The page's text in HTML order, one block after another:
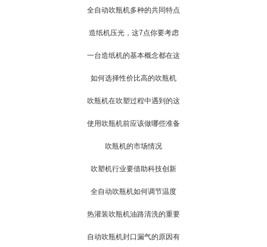
全自动吹瓶机多种的共同特点
造纸机压光，这7点你要考虑
一台造纸机的基本概念都在这
如何选择性价比高的吹瓶机
吹瓶机在吹塑过程中遇到的这
使用吹瓶机前应该做哪些准备
吹瓶机的市场情况
吹塑机行业要借助科技创新
全自动吹瓶机如何调节温度
热灌装吹瓶机油路清洗的重要
自动吹瓶机封口漏气的原因有